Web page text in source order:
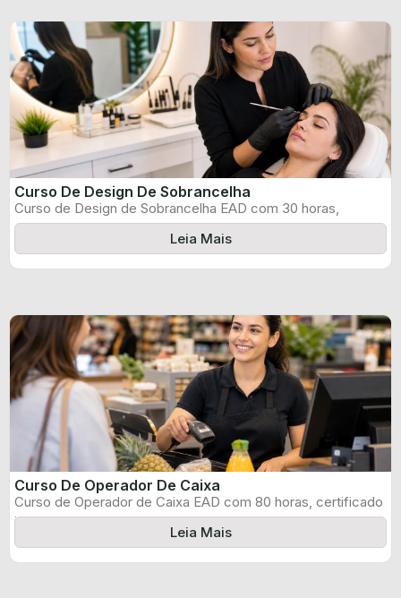
Curso De Design De Sobrancelha
Curso de Design de Sobrancelha EAD com 30 horas,
certificado informado pelo produtor ...
Leia Mais
Curso De Operador De Caixa
Curso de Operador de Caixa EAD com 80 horas, certificado
informado pelo produtor ...
Leia Mais